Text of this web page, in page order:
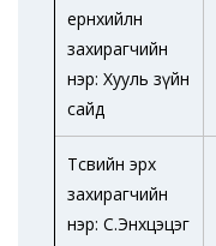
ерөнхийлөн
захирагчийн
нэр: Хууль зүйн
сайд
Төсвийн эрх
захирагчийн
нэр: С.Энхцэцэг